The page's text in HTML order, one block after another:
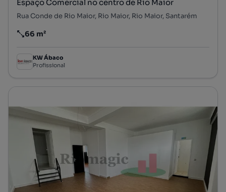
Espaço Comercial no centro de Rio Maior
Rua Conde de Rio Maior, Rio Maior, Rio Maior, Santarém
Preço por metro quadrado
66 m²
KW Ábaco
Profissional